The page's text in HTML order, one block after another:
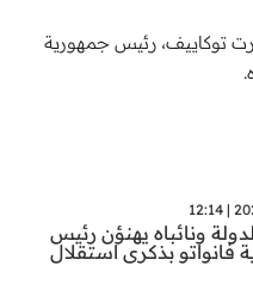
توكاييف، رئيس جمهورية
ونائباه يهنؤن رئيس
فانواتو بذكرى استقلال